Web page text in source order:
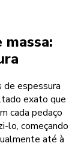
espessura
exato que
cada pedaço
lo, começando
até à